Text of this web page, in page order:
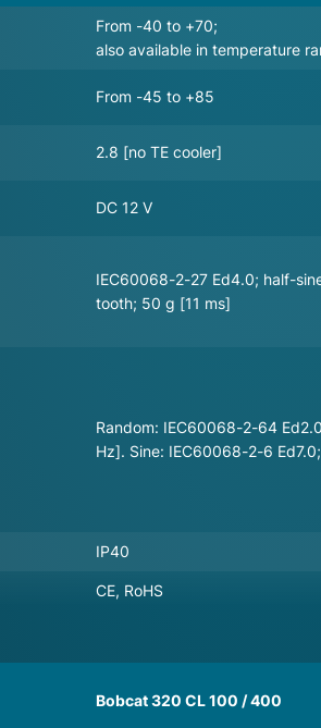
From -40 to +70;
also available in temperature
From -45 to +85
2.8 [no TE cooler]
DC 12 V
IEC60068-2-27 Ed4.0; half-
tooth; 50 g [11 ms]
Random: IEC60068-2-64
Hz]. Sine: IEC60068-2-6
IP40
CE, RoHS
Bobcat 320 CL 100 / 400